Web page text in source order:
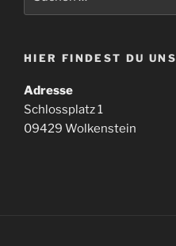
nach:
HIER FINDEST DU UNS
Adresse
Schlossplatz 1
09429 Wolkenstein